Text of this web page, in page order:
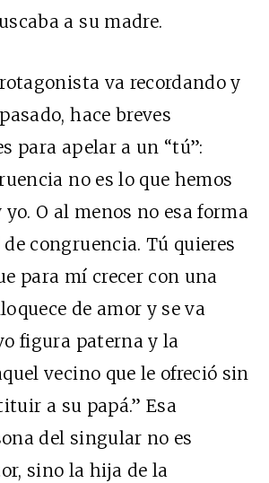
a su madre.
va recordando y
hace breves
para apelar a un “tú”:
no es lo que hemos
O al menos no esa forma
congruencia. Tú quieres
para mí crecer con una
de amor y se va
figura paterna y la
vecino que le ofreció sin
a su papá.” Esa
del singular no es
sino la hija de la